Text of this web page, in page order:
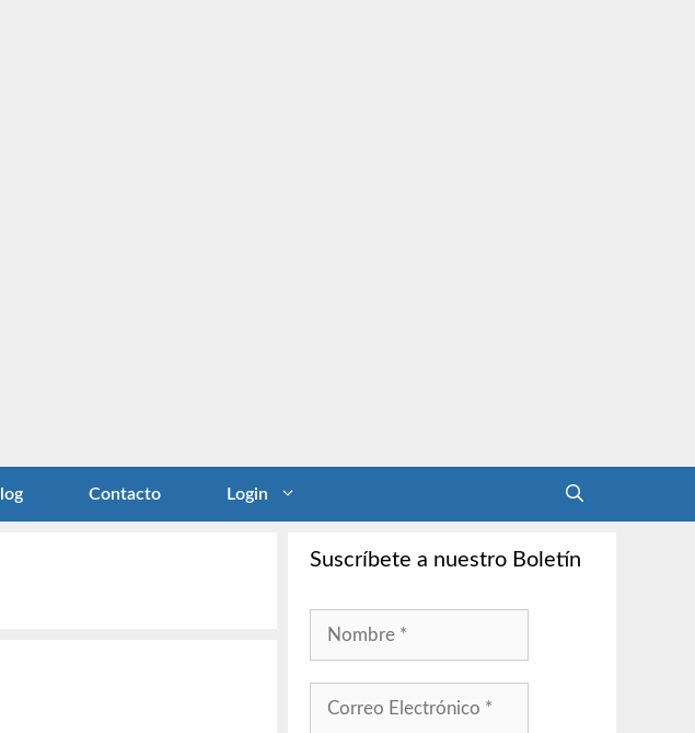
Contacto Login
Suscríbete a nuestro Boletín